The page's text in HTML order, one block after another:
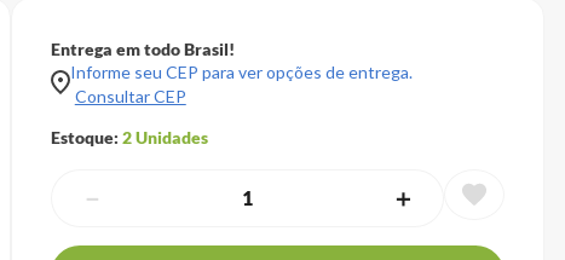
Entrega em todo Brasil!
Informe seu CEP para ver opções de entrega.
Consultar CEP
Estoque: 2Unidades
＋
－